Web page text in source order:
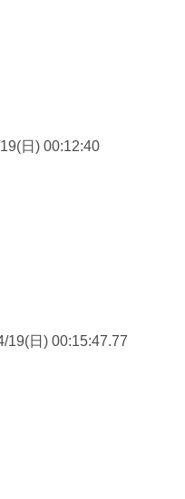
日) 00:12:40
19(日) 00:15:47.77